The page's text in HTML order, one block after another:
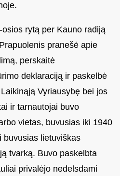
rytą per Kauno radiją
pranešė apie
perskaitė
deklaraciją ir paskelbė
Vyriausybę bei jos
ir tarnautojai buvo
vietas, buvusias iki 1940
buvusias lietuviškas
tvarką. Buvo paskelbta
privalėjo nedelsdami